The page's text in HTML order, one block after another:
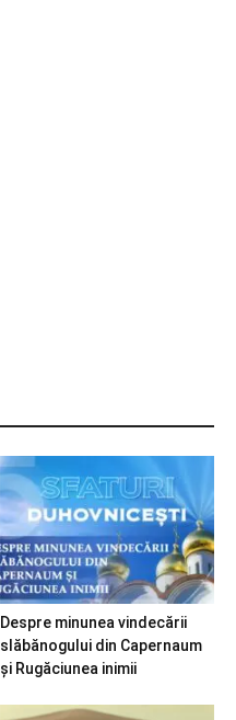
Despre minunea vindecării
slăbănogului din Capernaum
și Rugăciunea inimii